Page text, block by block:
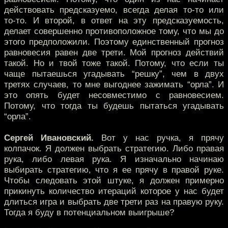
действовать предсказуемо, всегда делая то-то или
то-то. И второй, в ответ на эту предсказуемость,
делает совершенно противоположное тому, что мы до
этого предположили. Поэтому единственный прогноз
равновесия равен две трети. Мой прогноз действий
такой. Но и твой тоже такой. Потому, что если ты
чаще пытаешься угадывать “решку”, чем в двух
третях случаев, то мне выгоднее зажимать “орла”. И
это опять будет несовместимо с равновесием.
Потому, что тогда ты будешь пытаться угадывать
“орла”.
Сергей Ивановский. Вот у нас ручка, я прячу
колпачок. Я должен выбрать стратегию. Либо правая
рука, либо левая рука. Я изначально начинаю
выбирать стратегию, что я ее прячу в правой руке.
Чтобы следовать этой штуке, я должен примерно
прикинуть количество итераций которое у нас будет
длиться игра и выбрать две трети раз на правую руку.
Тогда я буду в потенциальном выигрыше?